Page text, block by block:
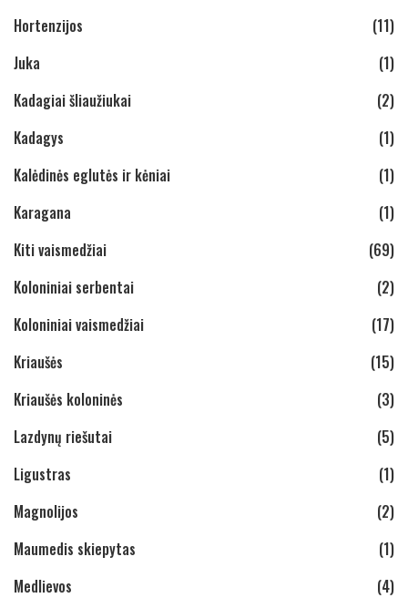
Hortenzijos
(11)
Juka
(1)
Kadagiai šliaužiukai
(2)
Kadagys
(1)
Kalėdinės eglutės ir kėniai
(1)
Karagana
(1)
Kiti vaismedžiai
(69)
Koloniniai serbentai
(2)
Koloniniai vaismedžiai
(17)
Kriaušės
(15)
Kriaušės koloninės
(3)
Lazdynų riešutai
(5)
Ligustras
(1)
Magnolijos
(2)
Maumedis skiepytas
(1)
Medlievos
(4)